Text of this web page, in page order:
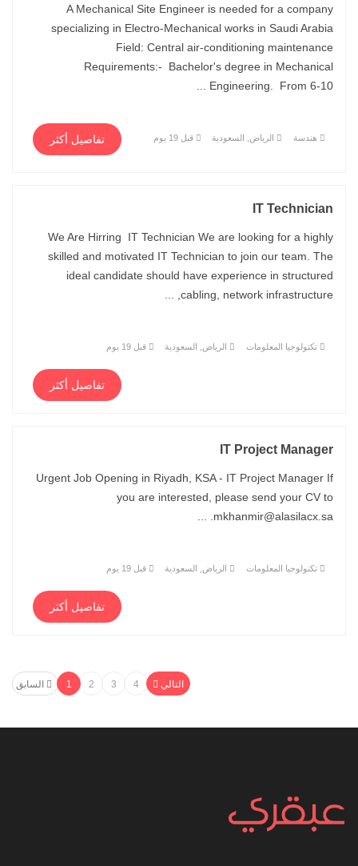
A Mechanical Site Engineer is needed for a company
specializing in Electro-Mechanical works in Saudi Arabia
Field: Central air-conditioning maintenance
Requirements:- Bachelor's degree in Mechanical
Engineering. From 6-10 ...
هندسة الرياض, السعودية قبل 19 يوم تفاصيل أكثر
IT Technician
We Are Hirring IT Technician We are looking for a highly
skilled and motivated IT Technician to join our team. The
ideal candidate should have experience in structured
cabling, network infrastructure, ...
تكنولوجيا المعلومات الرياض, السعودية قبل 19 يوم
تفاصيل أكثر
IT Project Manager
Urgent Job Opening in Riyadh, KSA - IT Project Manager If
you are interested, please send your CV to
mkhanmir@alasilacx.sa. ...
تكنولوجيا المعلومات الرياض, السعودية قبل 19 يوم
تفاصيل أكثر
السابق 1 2 3 4 التالي